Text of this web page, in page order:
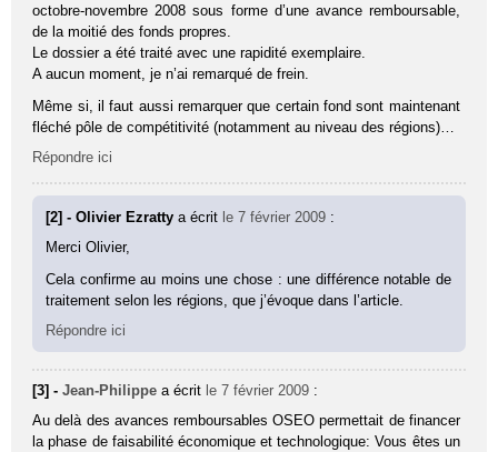
octobre-novembre 2008 sous forme d’une avance remboursable,
de la moitié des fonds propres.
Le dossier a été traité avec une rapidité exemplaire.
A aucun moment, je n’ai remarqué de frein.
Même si, il faut aussi remarquer que certain fond sont maintenant
fléché pôle de compétitivité (notamment au niveau des régions)…
Répondre ici
[2] - Olivier Ezrattya écrit le 7 février 2009 :
Merci Olivier,
Cela confirme au moins une chose : une différence notable de
traitement selon les régions, que j’évoque dans l’article.
Répondre ici
[3] -Jean-Philippe a écrit le 7 février 2009 :
Au delà des avances remboursables OSEO permettait de financer
la phase de faisabilité économique et technologique: Vous êtes un